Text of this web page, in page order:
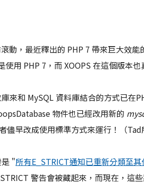
動，最近釋出的 PHP 7 帶來巨大效
使用 PHP 7，而 XOOPS 在這個版本也
來和 MySQL 資料庫結合的方式已在
物件也已經改用新的
儘早改成使用標準方式來運行！（Tad
"所有E_STRICT通知已重新分類至其
警告會被藏起來，而現在，